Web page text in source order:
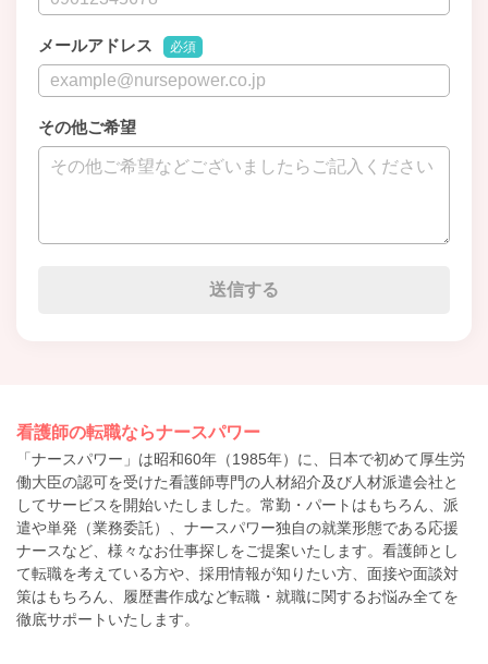
メールアドレス 必須
その他ご希望
看護師の転職ならナースパワー
「ナースパワー」は昭和60年（1985年）に、日本で初めて厚生労
働大臣の認可を受けた看護師専門の人材紹介及び人材派遣会社と
してサービスを開始いたしました。常勤・パートはもちろん、派
遣や単発（業務委託）、ナースパワー独自の就業形態である応援
ナースなど、様々なお仕事探しをご提案いたします。看護師とし
て転職を考えている方や、採用情報が知りたい方、面接や面談対
策はもちろん、履歴書作成など転職・就職に関するお悩み全てを
徹底サポートいたします。